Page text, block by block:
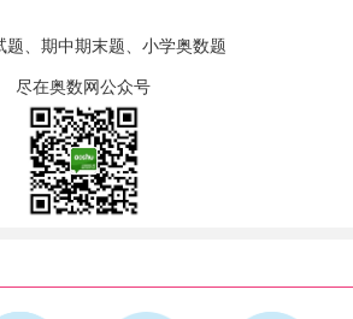
题、期中期末题、小学奥数题
尽在奥数网公众号